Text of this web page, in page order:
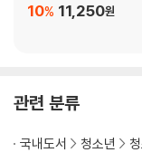
11,250원
10%
관련 분류
국내도서 청소년